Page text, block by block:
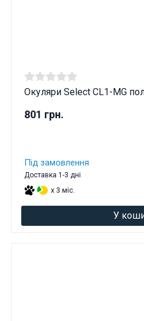
Окуляри Select CL1-MG
801 грн.
Під замовлення
Доставка 1-3 дні
x 3 міс.
У